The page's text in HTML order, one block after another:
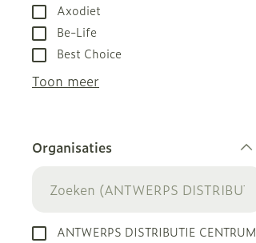
Axodiet
Be-Life
Best Choice
Toon meer
Organisaties
ANTWERPS DISTRIBUTIE CENTRUM